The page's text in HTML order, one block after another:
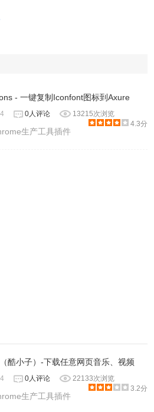
- 一键复制Iconfont图标到Axure
0人评论
13215次浏览
4.3分
生产工具插件
酷小子）-下载任意网页音乐、视频
0人评论
22133次浏览
3.2分
生产工具插件